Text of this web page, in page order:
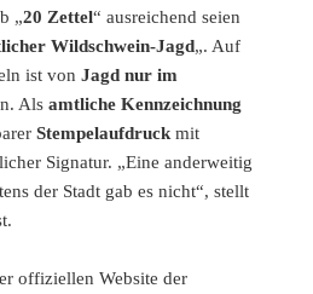
„20 Zettel“ ausreichend seien
Wildschwein-Jagd„. Auf
ist vonJagd nur im
Alsamtliche Kennzeichnung
Stempelaufdruckmit
Signatur. „Eine anderweitig
der Stadt gab es nicht“, stellt
offiziellen Website der